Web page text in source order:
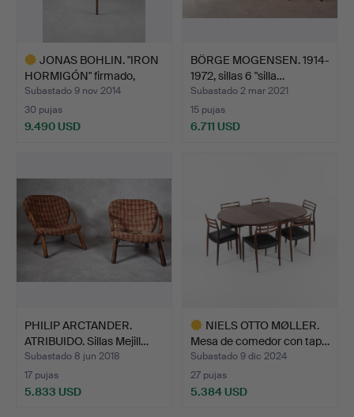
JONAS BOHLIN. "IRON
HORMIGÓN" firmado,
num…
Subastado 9 nov 2014
30 pujas
9.490 USD
BÖRGE MOGENSEN. 1914-
1972, sillas 6 "silla…
Subastado 2 mar 2021
15 pujas
6.711 USD
PHILIP ARCTANDER.
ATRIBUIDO. Sillas Mejill…
Subastado 8 jun 2018
17 pujas
5.833 USD
NIELS OTTO MØLLER.
Mesa de comedor con tap…
Subastado 9 dic 2024
27 pujas
5.384 USD